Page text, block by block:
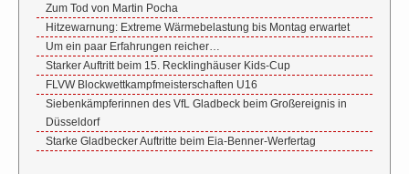
Zum Tod von Martin Pocha
Hitzewarnung: Extreme Wärmebelastung bis Montag erwartet
Um ein paar Erfahrungen reicher…
Starker Auftritt beim 15. Recklinghäuser Kids-Cup
FLVW Blockwettkampfmeisterschaften U16
Siebenkämpferinnen des VfL Gladbeck beim Großereignis in
Düsseldorf
Starke Gladbecker Auftritte beim Eia-Benner-Werfertag